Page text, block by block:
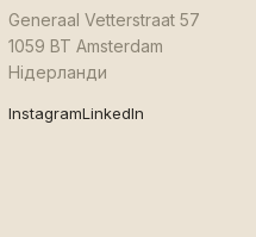
Generaal Vetterstraat 57
1059 BT Amsterdam
Нідерланди
InstagramLinkedIn